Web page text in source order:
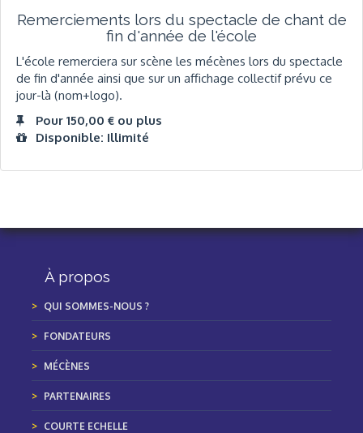
Remerciements lors du spectacle de chant de
fin d'année de l'école
L'école remerciera sur scène les mécènes lors du spectacle
de fin d'année ainsi que sur un affichage collectif prévu ce
jour-là (nom+logo).
Pour 150,00 € ou plus
Disponible: Illimité
À propos
QUI SOMMES-NOUS ?
FONDATEURS
MÉCÈNES
PARTENAIRES
COURTE ECHELLE